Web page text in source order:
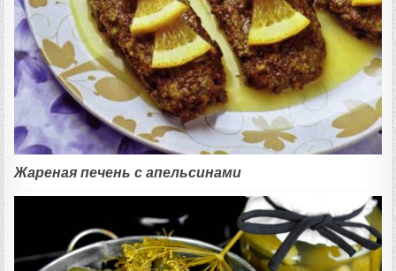
Жареная печень с апельсинами